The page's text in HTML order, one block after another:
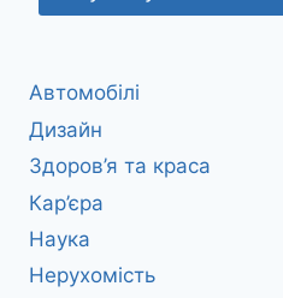
Автомобілі
Дизайн
Здоров’я та краса
Кар’єра
Наука
Нерухомість